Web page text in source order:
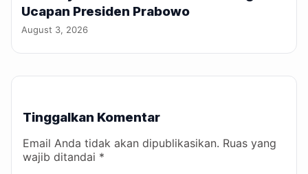
Ucapan Presiden Prabowo
August 3, 2026
Tinggalkan Komentar
Email Anda tidak akan dipublikasikan. Ruas yang
wajib ditandai *